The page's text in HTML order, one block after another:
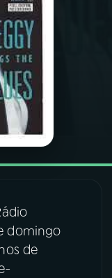
domingo
de